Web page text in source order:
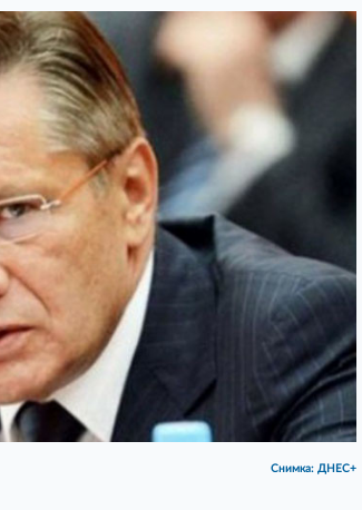
Снимка: ДНЕС+